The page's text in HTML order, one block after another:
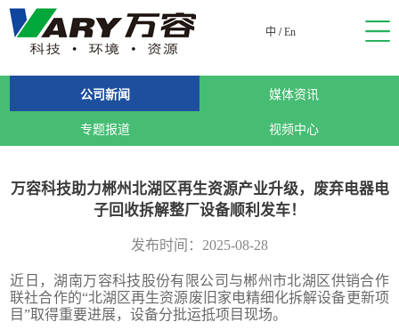
中 /En
公司新闻 媒体资讯
专题报道 视频中心
万容科技助力郴州北湖区再生资源产业升级，废弃电器电
子回收拆解整厂设备顺利发车！
发布时间：2025-08-28
近日，湖南万容科技股份有限公司与郴州市北湖区供销合作
联社合作的“北湖区再生资源废旧家电精细化拆解设备更新项
目”取得重要进展，设备分批运抵项目现场。